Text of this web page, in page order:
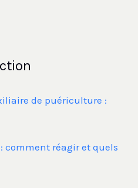
de puériculture :
comment réagir et quels